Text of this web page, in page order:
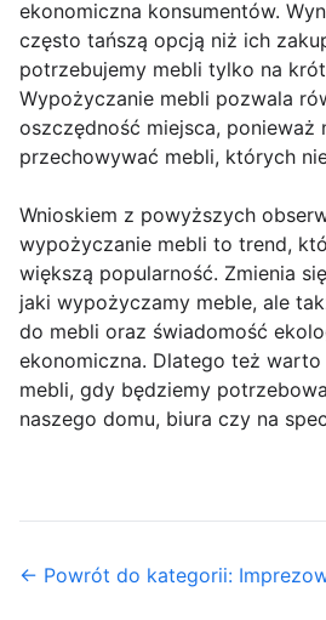
ekonomiczna konsumentów.
często tańszą opcją niż ich
potrzebujemy mebli tylko na
Wypożyczanie mebli pozwala
oszczędność miejsca, ponieważ
przechowywać mebli, których
Wnioskiem z powyższych
wypożyczanie mebli to trend,
większą popularność. Zmienia
jaki wypożyczamy meble, ale
do mebli oraz świadomość
ekonomiczna. Dlatego też
mebli, gdy będziemy
naszego domu, biura czy na
← Powrót do kategorii: